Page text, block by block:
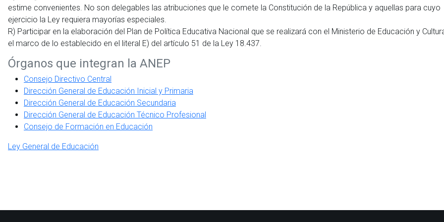
estime convenientes. No son delegables las atribuciones que le comete la Constitución de la República y aquellas para cuyo
ejercicio la Ley requiera mayorías especiales.
R) Participar en la elaboración del Plan de Política Educativa Nacional que se realizará con el Ministerio de Educación y
el marco de lo establecido en el literal E) del artículo 51 de la Ley 18.437.
Órganos que integran la ANEP
Consejo Directivo Central
Dirección General de Educación Inicial y Primaria
Dirección General de Educación Secundaria
Dirección General de Educación Técnico Profesional
Consejo de Formación en Educación
Ley General de Educación